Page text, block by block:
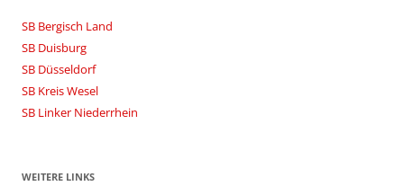
SB Bergisch Land
SB Duisburg
SB Düsseldorf
SB Kreis Wesel
SB Linker Niederrhein
WEITERE LINKS